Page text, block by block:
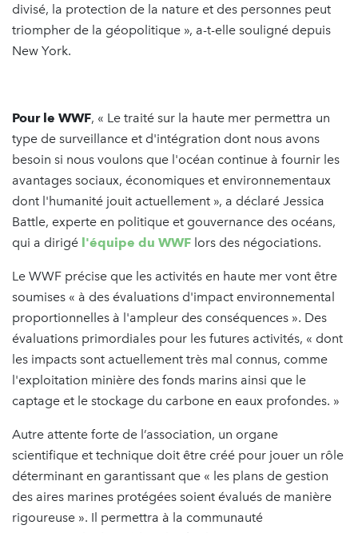
divisé, la protection de la nature et des personnes peut
triompher de la géopolitique », a-t-elle souligné depuis
New York.
Pour le WWF, « Le traité sur la haute mer permettra un
type de surveillance et d'intégration dont nous avons
besoin si nous voulons que l'océan continue à fournir les
avantages sociaux, économiques et environnementaux
dont l'humanité jouit actuellement », a déclaré Jessica
Battle, experte en politique et gouvernance des océans,
qui a dirigé l'équipe du WWF lors des négociations.
Le WWF précise que les activités en haute mer vont être
soumises « à des évaluations d'impact environnemental
proportionnelles à l'ampleur des conséquences ». Des
évaluations primordiales pour les futures activités, « dont
les impacts sont actuellement très mal connus, comme
l'exploitation minière des fonds marins ainsi que le
captage et le stockage du carbone en eaux profondes. »
Autre attente forte de l’association, un organe
scientifique et technique doit être créé pour jouer un rôle
déterminant en garantissant que « les plans de gestion
des aires marines protégées soient évalués de manière
rigoureuse ». Il permettra à la communauté